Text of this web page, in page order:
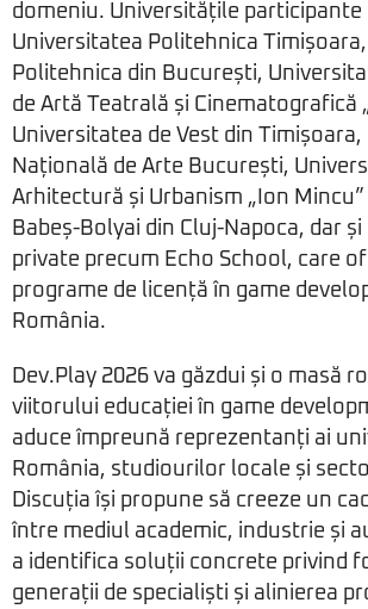
domeniu. Universitățile participante
Universitatea Politehnica
Politehnica din București,
de Artă Teatrală și Cinematografică
Universitatea de Vest din
Națională de Arte București,
Arhitectură și Urbanism „Ion
Babeș-Bolyai din Cluj-Napoca, dar
private precum Echo School, care
programe de licență în game
România.
Dev.Play 2026 va găzdui și o masă
viitorului educației în game
aduce împreună reprezentanți ai
România, studiourilor locale și
Discuția își propune să creeze un
între mediul academic, industrie și
a identifica soluții concrete privind
generații de specialiști și alinierea